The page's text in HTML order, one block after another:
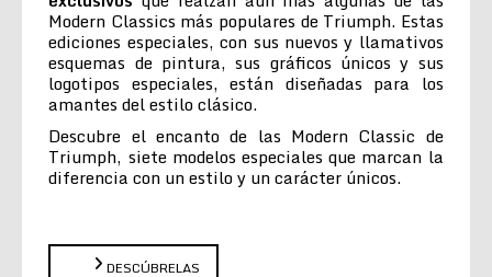
Modern Classics más populares de Triumph. Estas
ediciones especiales, con sus nuevos y llamativos
esquemas de pintura, sus gráficos únicos y sus
logotipos especiales, están diseñadas para los
amantes del estilo clásico.
Descubre el encanto de las Modern Classic de
Triumph, siete modelos especiales que marcan la
diferencia con un estilo y un carácter únicos.
DESCÚBRELAS